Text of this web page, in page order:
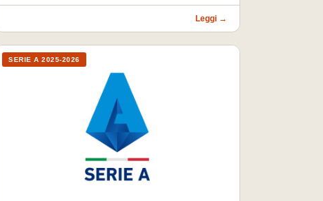
Leggi →
SERIE A 2025-2026